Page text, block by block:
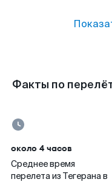
Факты по
около 4 часов
Среднее время
перелета из Тегерана в